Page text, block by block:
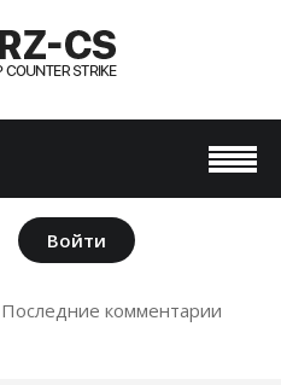
Войти
Последние комментарии